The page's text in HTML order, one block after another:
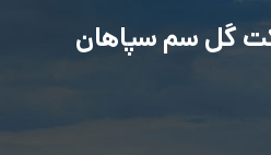
گل سم سپاهان